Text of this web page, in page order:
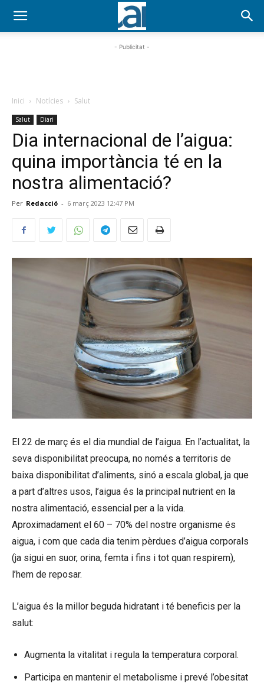
- Publicitat -
Inici Notícies Salut
Salut Diari
Dia internacional de l’aigua:
quina importància té en la
nostra alimentació?
Per Redacció - 6 març 2023 12:47 PM
El 22 de març és el dia mundial de l’aigua. En l’actualitat, la
seva disponibilitat preocupa, no només a territoris de
baixa disponibilitat d’aliments, sinó a escala global, ja que
a part d’altres usos, l’aigua és la principal nutrient en la
nostra alimentació, essencial per a la vida.
Aproximadament el 60 – 70% del nostre organisme és
aigua, i com que cada dia tenim pèrdues d’aigua corporals
(ja sigui en suor, orina, femta i fins i tot quan respirem),
l’hem de reposar.
L’aigua és la millor beguda hidratant i té beneficis per la
salut:
Augmenta la vitalitat i regula la temperatura corporal.
Participa en mantenir el metabolisme i prevé l’obesitat